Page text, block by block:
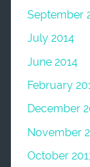
September
July 2014
June 2014
February
December
November
October